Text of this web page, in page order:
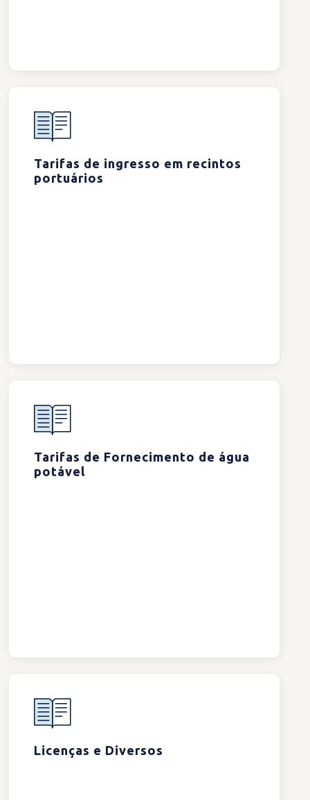
Tarifas de ingresso em recintos
portuários
Tarifas de Fornecimento de água
potável
Licenças e Diversos